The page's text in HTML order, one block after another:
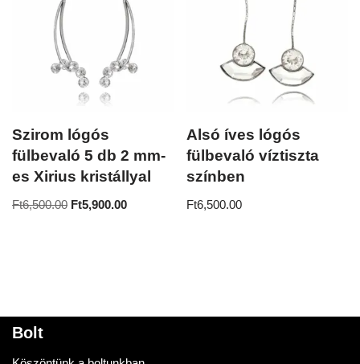
Szirom lógós
fülbevaló 5 db 2 mm-
es Xirius kristállyal
Ft6,500.00 Ft5,900.00
Alsó íves lógós
fülbevaló víztiszta
színben
Ft6,500.00
Bolt